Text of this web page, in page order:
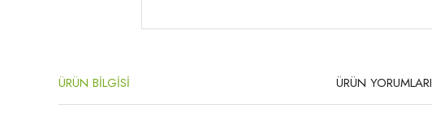
ÜRÜN BİLGİSİ ÜRÜN YORUMLARI